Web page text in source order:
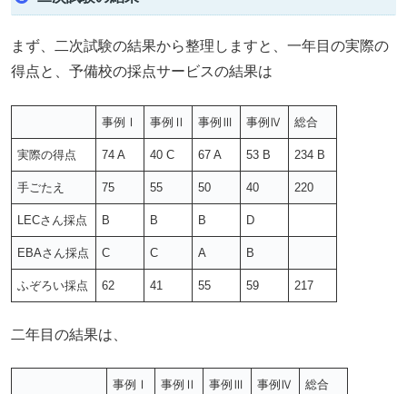
まず、二次試験の結果から整理しますと、一年目の実際の
得点と、予備校の採点サービスの結果は
事例Ⅰ 事例Ⅱ 事例Ⅲ 事例Ⅳ 総合
実際の得点 74 A 40 C 67 A 53 B 234 B
手ごたえ 75 55 50 40 220
LECさん採点 B B B D
EBAさん採点 C C A B
ふぞろい採点 62 41 55 59 217
二年目の結果は、
事例Ⅰ 事例Ⅱ 事例Ⅲ 事例Ⅳ 総合